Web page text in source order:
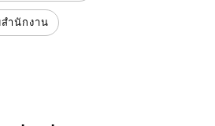
ำนักงาน